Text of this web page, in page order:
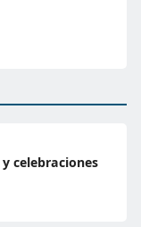
celebraciones